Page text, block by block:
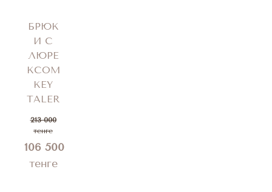
БРЮК
И С
ЛЮРЕ
КСОМ
KEY
TALER
213 000
тенге
106 500
тенге